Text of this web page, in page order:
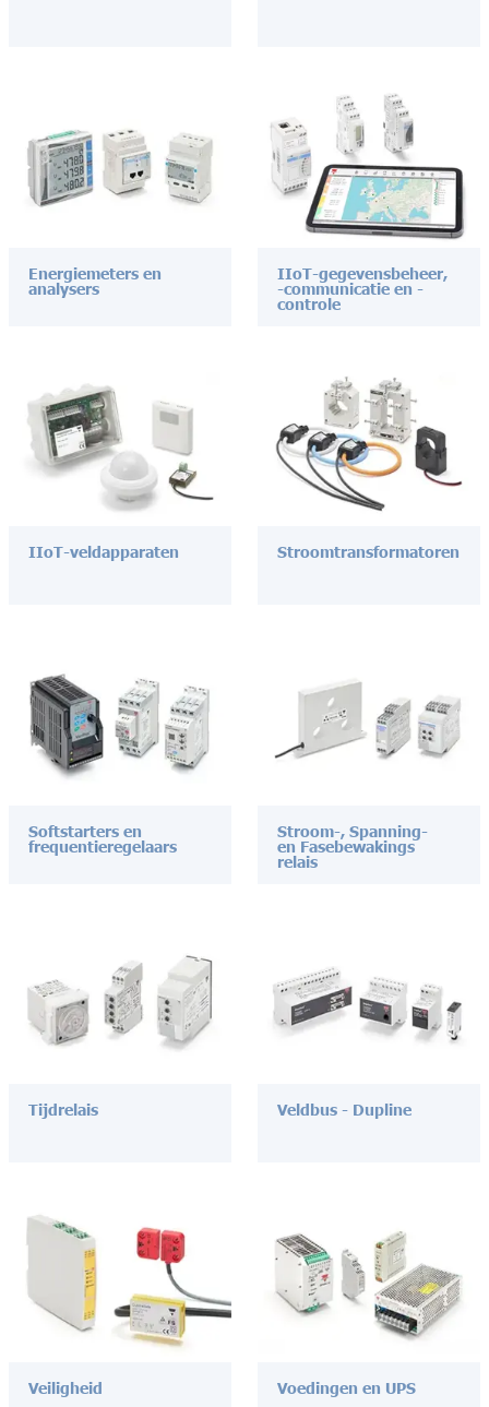
Energiemeters en
analysers
IIoT-gegevensbeheer,
-communicatie en -
controle
IIoT-veldapparaten Stroomtransformatoren
Softstarters en
frequentieregelaars
Stroom-, Spanning-
en Fasebewakings
relais
Tijdrelais Veldbus - Dupline
Veiligheid Voedingen en UPS